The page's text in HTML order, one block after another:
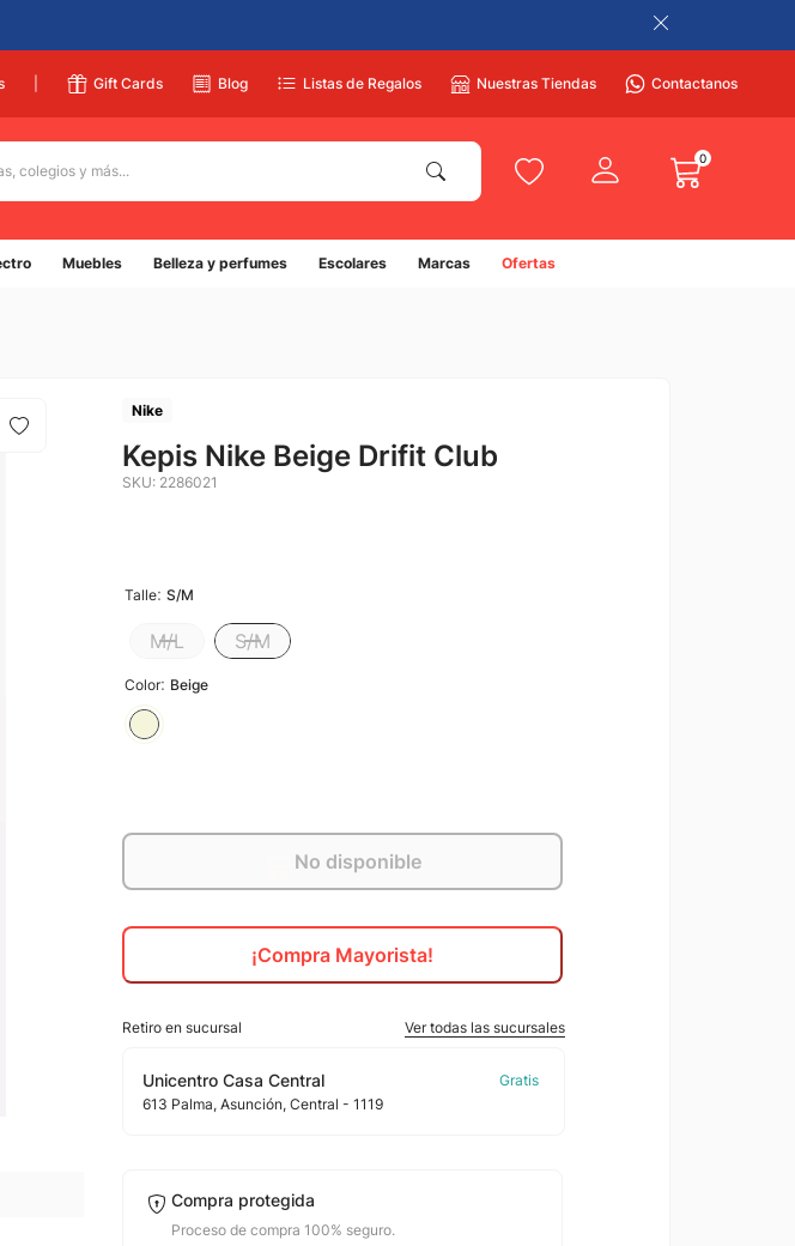
Gift Cards Blog Listas de Regalos Nuestras Tiendas Contactanos
colegios y más... 0
Muebles Belleza y perfumes Escolares Marcas Ofertas
Nike
Kepis Nike Beige Drifit Club
SKU: 2286021
Color: Beige
Talle: S/M
M/L S/M
No disponible
¡Compra Mayorista!
Retiro en sucursal Ver todas las sucursales
Unicentro Casa Central
613 Palma, Asunción, Central - 1119
Compra protegida
Proceso de compra 100% seguro.